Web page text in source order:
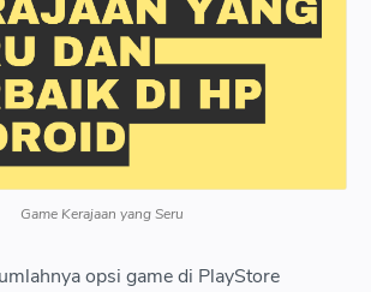
Game Kerajaan yang Seru
opsi game di PlayStore